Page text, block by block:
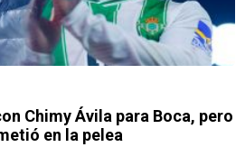
Chimy Ávila para Boca, pero
en la pelea